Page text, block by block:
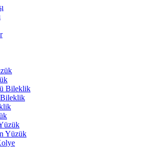
Bileklik
Bileklik
Yüzük